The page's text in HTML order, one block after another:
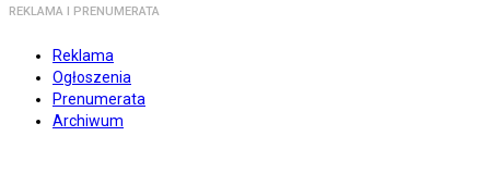
REKLAMA I PRENUMERATA
Reklama
Ogłoszenia
Prenumerata
Archiwum